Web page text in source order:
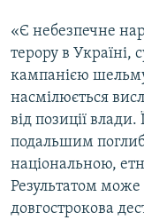
«Є небезпечне
терору в Україні,
кампанією
насмілюється
від позиції
подальшим
національною,
Результатом може
довгострокова